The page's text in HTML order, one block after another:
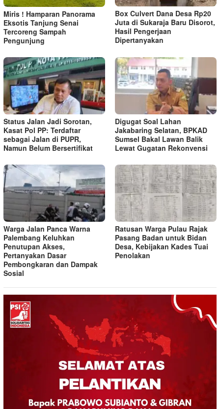
Miris ! Hamparan Panorama
Eksotis Tanjung Senai
Tercoreng Sampah
Pengunjung
Box Culvert Dana Desa Rp20
Juta di Sukaraja Baru Disorot,
Hasil Pengerjaan
Dipertanyakan
Status Jalan Jadi Sorotan,
Kasat Pol PP: Terdaftar
sebagai Jalan di PUPR,
Namun Belum Bersertifikat
Digugat Soal Lahan
Jakabaring Selatan, BPKAD
Sumsel Bakal Lawan Balik
Lewat Gugatan Rekonvensi
Warga Jalan Panca Warna
Palembang Keluhkan
Penutupan Akses,
Pertanyakan Dasar
Pembongkaran dan Dampak
Sosial
Ratusan Warga Pulau Rajak
Pasang Badan untuk Bidan
Desa, Kebijakan Kades Tuai
Penolakan